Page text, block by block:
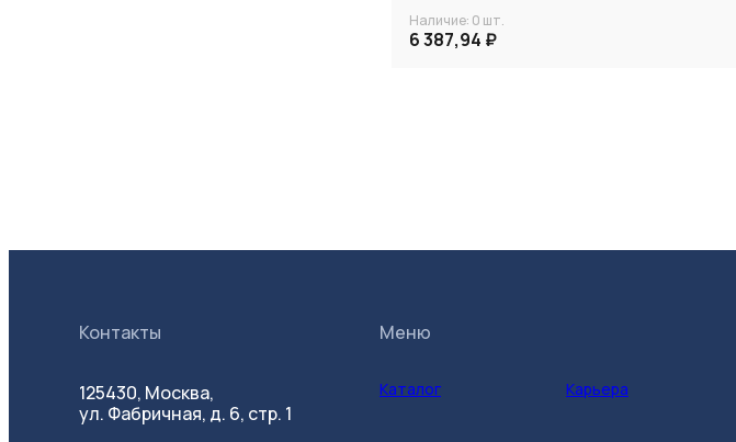
Наличие: 0 шт.
6 387,94 ₽
Контакты
125430, Москва,
ул. Фабричная, д. 6, стр. 1
Меню
Каталог Карьера